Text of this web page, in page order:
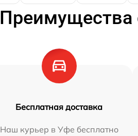
Преимущества
Бесплатная доставка
Наш курьер в Уфе бесплатно